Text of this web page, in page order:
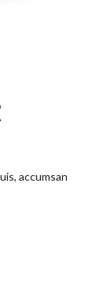
accumsan